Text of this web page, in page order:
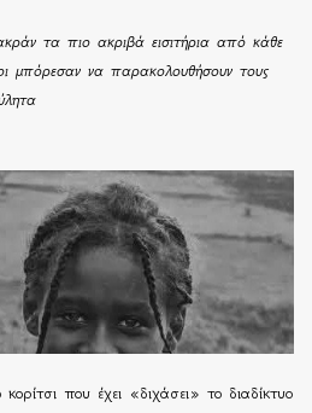
τα πιο ακριβά εισιτήρια από κάθε
μπόρεσαν να παρακολουθήσουν τους
που έχει «διχάσει» το διαδίκτυο